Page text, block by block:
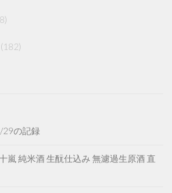
(182)
29の記録
嵐 純米酒 生酛仕込み 無濾過生原酒 直